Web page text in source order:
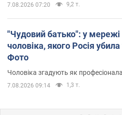
7.08.2026 07:20 9,2 т.
"Чудовий батько": у мережі
чоловіка, якого Росія
Фото
Чоловіка згадують як
7.08.2026 09:14 1,3 т.